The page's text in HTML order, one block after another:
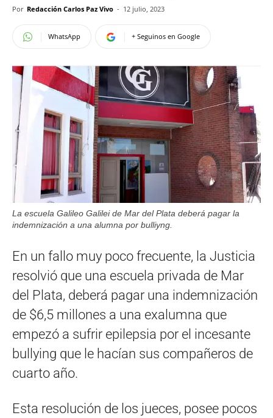
Por Redacción Carlos Paz Vivo - 12 julio, 2023
WhatsApp + Seguinos en Google
La escuela Galileo Galilei de Mar del Plata deberá pagar la
indemnización a una alumna por bulliyng.
En un fallo muy poco frecuente, la Justicia
resolvió que una escuela privada de Mar
del Plata, deberá pagar una indemnización
de $6,5 millones a una exalumna que
empezó a sufrir epilepsia por el incesante
bullying que le hacían sus compañeros de
cuarto año.
Esta resolución de los jueces, posee pocos